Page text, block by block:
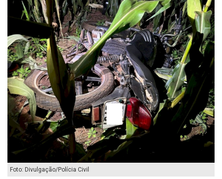
Foto: Divulgação/Polícia Civil